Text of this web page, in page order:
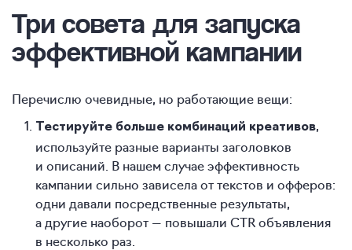
Три совета для запуска
эффективной кампании
Перечислю очевидные, но работающие вещи:
Тестируйте больше комбинаций креативов,
используйте разные варианты заголовков
и описаний. В нашем случае эффективность
кампании сильно зависела от текстов и офферов:
одни давали посредственные результаты,
а другие наоборот — повышали CTR объявления
в несколько раз.